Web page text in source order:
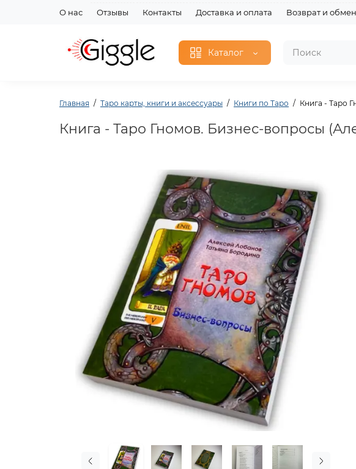
О нас Отзывы Контакты Доставка и оплата Возврат и обмен
Каталог
Главная Таро карты, книги и аксессуары Книги по Таро Книга - Таро
Книга - Таро Гномов. Бизнес-вопросы